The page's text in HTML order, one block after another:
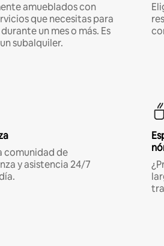
amueblados con
que necesitas para
un mes o más. Es
subalquiler.
comunidad de
y asistencia 24/7